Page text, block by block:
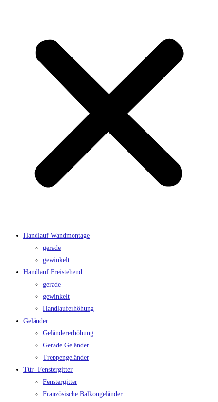
Handlauf Wandmontage
gerade
gewinkelt
Handlauf Freistehend
gerade
gewinkelt
Handlauferhöhung
Geländer
Geländererhöhung
Gerade Geländer
Treppengeländer
Tür- Fenstergitter
Fenstergitter
Französische Balkongeländer